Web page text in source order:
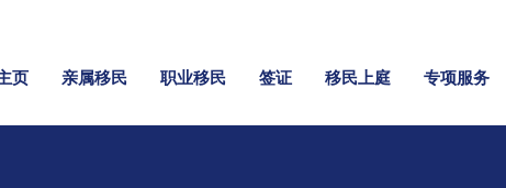
页 亲属移民 职业移民 签证 移民上庭 专项服务